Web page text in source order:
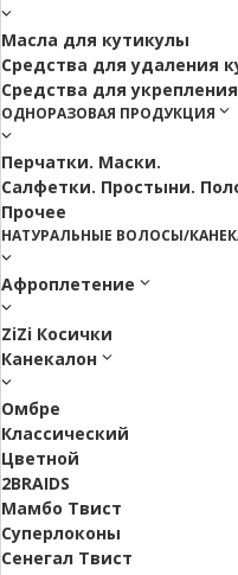
Масла для кутикулы
Средства для удаления
Средства для
ОДНОРАЗОВАЯ ПРОДУКЦИЯ
Перчатки. Маски.
Салфетки. Простыни.
Прочее
НАТУРАЛЬНЫЕ ВОЛОСЫ/
Афроплетение
ZiZi Косички
Канекалон
Омбре
Классический
Цветной
2BRAIDS
Мамбо Твист
Суперлоконы
Сенегал Твист